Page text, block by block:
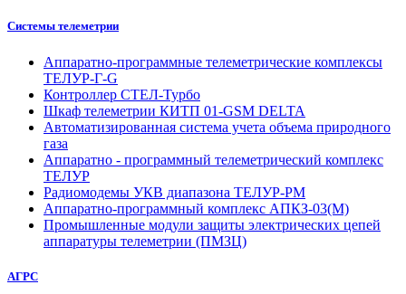
Системы телеметрии
Аппаратно-программные телеметрические комплексы
ТЕЛУР-Г-G
Контроллер СТЕЛ-Турбо
Шкаф телеметрии КИТП 01-GSM DELTA
Автоматизированная система учета объема природного
газа
Аппаратно - программный телеметрический комплекс
ТЕЛУР
Радиомодемы УКВ диапазона ТЕЛУР-РМ
Аппаратно-программный комплекс АПКЗ-03(М)
Промышленные модули защиты электрических цепей
аппаратуры телеметрии (ПМЗЦ)
АГРС